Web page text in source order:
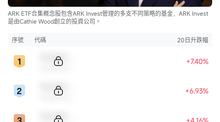
ARK ETF合集概念股包含ARK Invest管理的多支不同策略的基金，ARK Invest
是由Cathie Wood創立的投資公司。
序號 代碼 20日升跌幅
+7.40%
+6.93%